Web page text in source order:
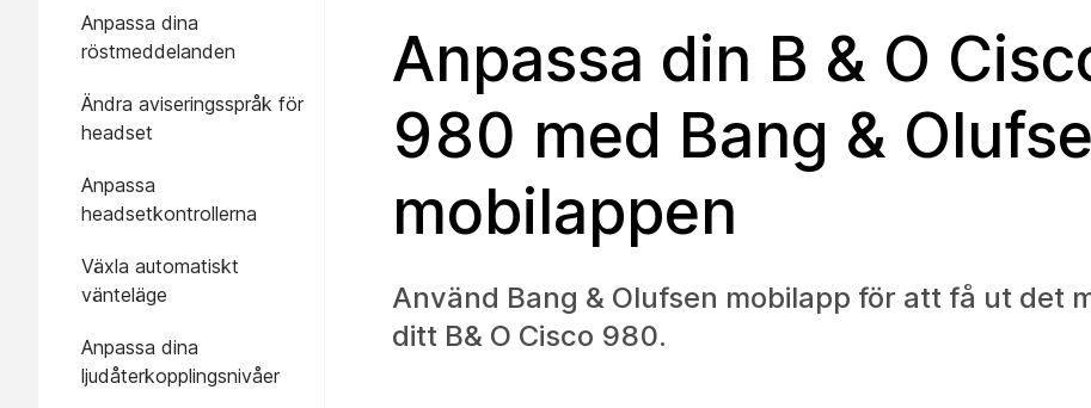
Anpassa dina
röstmeddelanden
Ändra aviseringsspråk för
headset
Anpassa
headsetkontrollerna
Växla automatiskt
vänteläge
Anpassa dina
ljudåterkopplingsnivåer
Anpassa din B & O
980 med Bang &
mobilappen
Använd Bang & Olufsen mobilapp för att få ut det
ditt B& O Cisco 980.